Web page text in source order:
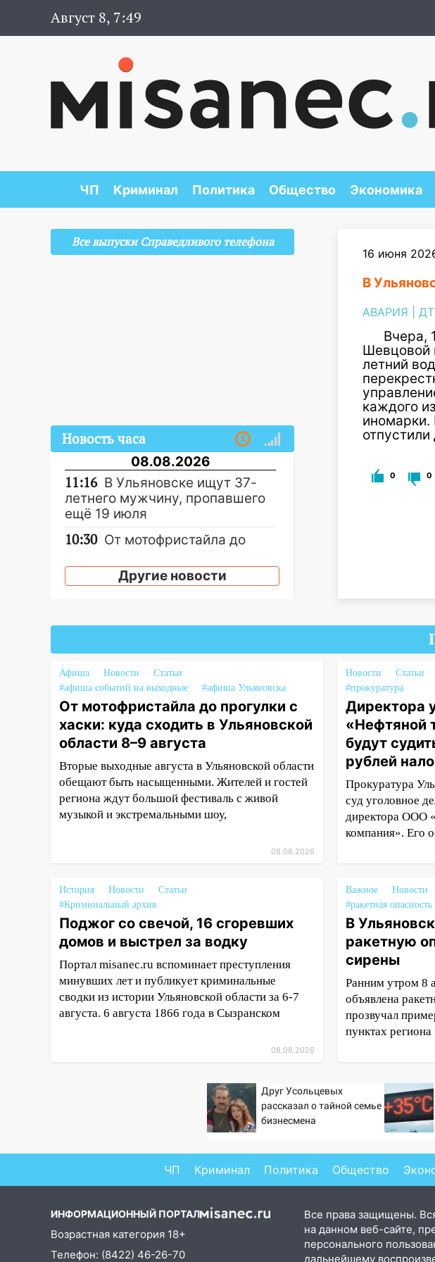
Август 8, 7:49
ЧП Криминал Политика Общество Экономика
16 июня
В
АВАРИЯ
Вчера,
Шевцовой
летний
каждого
иномарки.
0 0
Все выпуски Справедливого телефона
Новость часа
08.08.2026
11:16 В Ульяновске ищут 37-
летнего мужчину, пропавшего
ещё 19 июля
10:30 От мотофристайла до
в Ульяновской области 8–9
августа
«Нефтяной топливной
неуплату 48,4 млн рублей
налогов
09:28 Дети на дорогах:
пострадали велосипедисты,
мотоциклисты и пешеходы.
Обзор крупных аварий в
Ульяновской области
08:30 Поджог со свечой, 16
сгоревших домов и выстрел за
водку
Какая погоды будет днем
06:45
Императорский мост в
Ульяновске останется
закрытым до утра 10 августа
05:18
Судьба готовит сюрприз:
гороскоп на 8 августа — кому
повезет с деньгами, а кого
ждет неожиданная встреча
04:47 В Ульяновской области
Ульяновские аграрии
смогут купить тракторы с
отсрочкой платежа до декабря
управлении состоялось
торжественное мероприятие,
Дня сотрудника органов
следствия Российской
Федерации
Другие новости
Афиша Новости
Статьи
#афиша событий на выходные
#афиша Ульяновска
От мотофристайла до прогулки с
хаски: куда сходить в Ульяновской
области 8–9 августа
Вторые выходные августа в Ульяновской области
обещают быть насыщенными. Жителей и гостей
региона ждут большой фестиваль с живой
музыкой и экстремальными шоу,
08.08.2026
Новости
Статьи
#прокуратура
Директора
«Нефтяной
будут
рублей
Прокуратура
суд уголовное
директора ООО
компания». Его
История Новости
Статьи
#Криминальный архив
Поджог со свечой, 16 сгоревших
домов и выстрел за водку
Портал misanec.ru вспоминает преступления
минувших лет и публикует криминальные
сводки из истории Ульяновской области за 6-7
августа. 6 августа 1866 года в Сызранском
08.08.2026
Важное Новости
#ракетная опасность
В
ракетную
сирены
Ранним утром 8
объявлена
прозвучал
пунктах
Друг Усольцевых
рассказал о тайной семье
бизнесмена
ЧП Криминал Политика Общество
ИНФОРМАЦИОННЫЙ ПОРТАЛ
Возрастная категория 18+
Телефон: (8422) 46-26-70
Все права защищены.
на данном веб-сайте,
персонального
дальнейшему